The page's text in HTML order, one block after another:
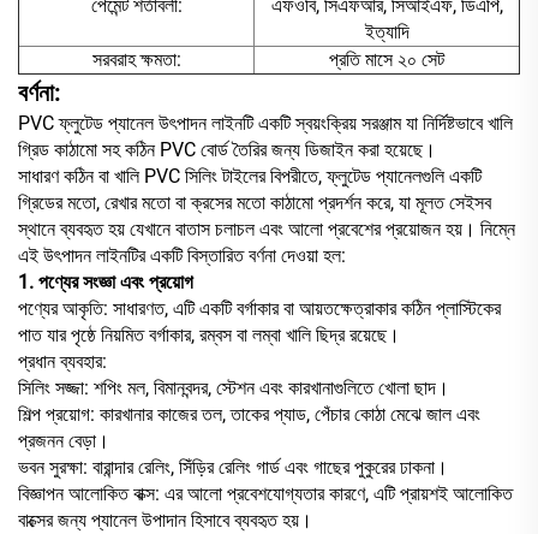
পেমেন্ট শর্তাবলী:
এফওবি, সিএফআর, সিআইএফ, ডিএপি,
ইত্যাদি
সরবরাহ ক্ষমতা:
প্রতি মাসে ২০ সেট
বর্ণনা:
PVC ফ্লুটেড প্যানেল উৎপাদন লাইনটি একটি স্বয়ংক্রিয় সরঞ্জাম যা নির্দিষ্টভাবে খালি
গ্রিড কাঠামো সহ কঠিন PVC বোর্ড তৈরির জন্য ডিজাইন করা হয়েছে।
সাধারণ কঠিন বা খালি PVC সিলিং টাইলের বিপরীতে, ফ্লুটেড প্যানেলগুলি একটি
গ্রিডের মতো, রেখার মতো বা ক্রসের মতো কাঠামো প্রদর্শন করে, যা মূলত সেইসব
স্থানে ব্যবহৃত হয় যেখানে বাতাস চলাচল এবং আলো প্রবেশের প্রয়োজন হয়। নিম্নে
এই উৎপাদন লাইনটির একটি বিস্তারিত বর্ণনা দেওয়া হল:
1. পণ্যের সংজ্ঞা এবং প্রয়োগ
পণ্যের আকৃতি: সাধারণত, এটি একটি বর্গাকার বা আয়তক্ষেত্রাকার কঠিন প্লাস্টিকের
পাত যার পৃষ্ঠে নিয়মিত বর্গাকার, রম্বস বা লম্বা খালি ছিদ্র রয়েছে।
প্রধান ব্যবহার:
সিলিং সজ্জা: শপিং মল, বিমানবন্দর, স্টেশন এবং কারখানাগুলিতে খোলা ছাদ।
শিল্প প্রয়োগ: কারখানার কাজের তল, তাকের প্যাড, পেঁচার কোঠা মেঝে জাল এবং
প্রজনন বেড়া।
ভবন সুরক্ষা: বারান্দার রেলিং, সিঁড়ির রেলিং গার্ড এবং গাছের পুকুরের ঢাকনা।
বিজ্ঞাপন আলোকিত বাক্স: এর আলো প্রবেশযোগ্যতার কারণে, এটি প্রায়শই আলোকিত
বাক্সের জন্য প্যানেল উপাদান হিসাবে ব্যবহৃত হয়।